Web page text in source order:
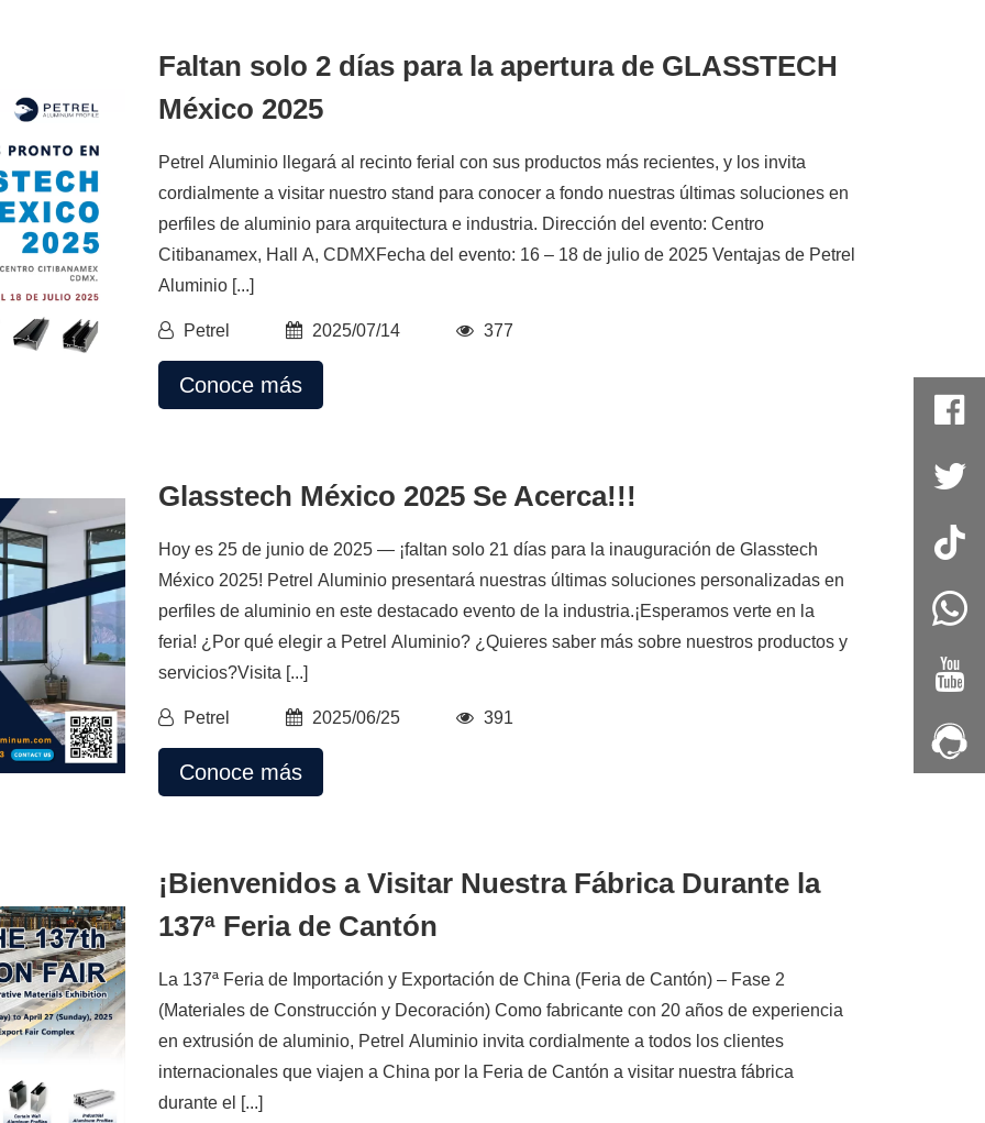
Faltan solo 2 días para la apertura de GLASSTECH
México 2025
Petrel Aluminio llegará al recinto ferial con sus productos más recientes, y los invita
cordialmente a visitar nuestro stand para conocer a fondo nuestras últimas soluciones en
perfiles de aluminio para arquitectura e industria. Dirección del evento: Centro
Citibanamex, Hall A, CDMXFecha del evento: 16 – 18 de julio de 2025 Ventajas de Petrel
Aluminio [...]
Petrel 2025/07/14 377
Conoce más
Glasstech México 2025 Se Acerca!!!
Hoy es 25 de junio de 2025 — ¡faltan solo 21 días para la inauguración de Glasstech
México 2025! Petrel Aluminio presentará nuestras últimas soluciones personalizadas en
perfiles de aluminio en este destacado evento de la industria.¡Esperamos verte en la
feria! ¿Por qué elegir a Petrel Aluminio? ¿Quieres saber más sobre nuestros productos y
servicios?Visita [...]
Petrel 2025/06/25 391
Conoce más
¡Bienvenidos a Visitar Nuestra Fábrica Durante la
137ª Feria de Cantón
La 137ª Feria de Importación y Exportación de China (Feria de Cantón) – Fase 2
(Materiales de Construcción y Decoración) Como fabricante con 20 años de experiencia
en extrusión de aluminio, Petrel Aluminio invita cordialmente a todos los clientes
internacionales que viajen a China por la Feria de Cantón a visitar nuestra fábrica
durante el [...]



